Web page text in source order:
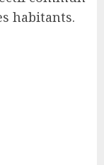
habitants.